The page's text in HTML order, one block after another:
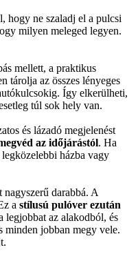
hogy ne szaladj el a pulcsi
milyen meleged legyen.
mellett, a praktikus
tárolja az összes lényeges
Így elkerülheti,
túl sok hely van.
és lázadó megjelenést
az időjárástól. Ha
házba vagy
darabbá. A
a stílusú pulóver ezután
legjobbat az alakodból, és
minden jobban megy vele.